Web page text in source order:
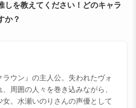
しを教えてください！どのキャラ
か？
ラウン』の主人公。失われたヴォ
周囲の人々を巻き込みながら、
。水瀬いのりさんの声優として